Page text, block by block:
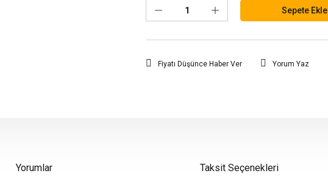
Sepete Ekle
Fiyatı Düşünce Haber Ver Yorum Yaz
Yorumlar Taksit Seçenekleri